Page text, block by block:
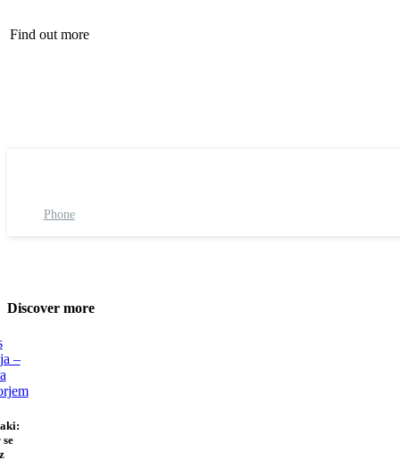
Find out more
Phone
Discover more